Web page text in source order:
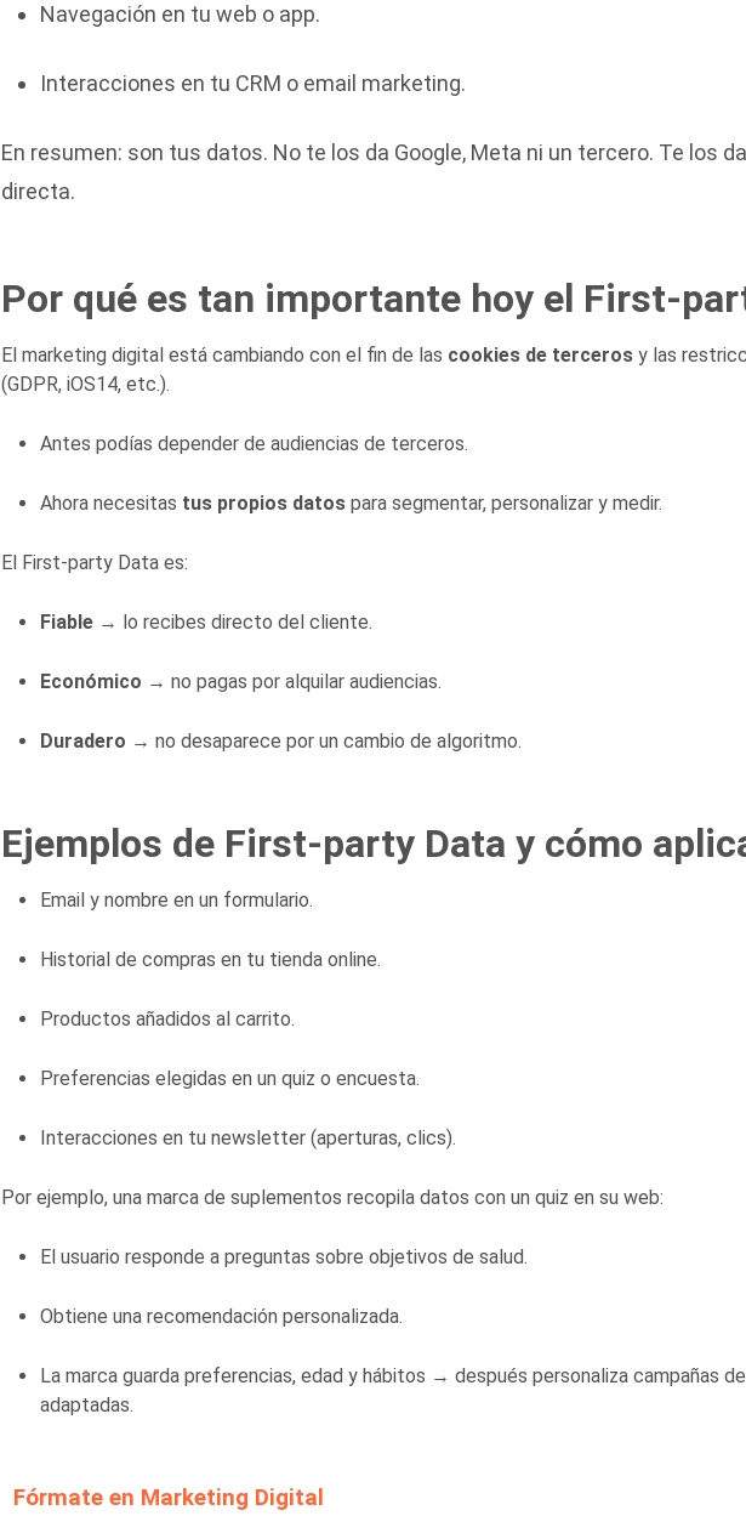
Navegación en tu web o app.
Interacciones en tu CRM o email marketing.
En resumen: son tus datos. No te los da Google, Meta ni un tercero. Te los
directa.
Por qué es tan importante hoy el First-
El marketing digital está cambiando con el fin de las cookies de terceros y las
(GDPR, iOS14, etc.).
Antes podías depender de audiencias de terceros.
Ahora necesitas tus propios datos para segmentar, personalizar y medir.
El First-party Data es:
Fiable → lo recibes directo del cliente.
Económico → no pagas por alquilar audiencias.
Duradero → no desaparece por un cambio de algoritmo.
Ejemplos de First-party Data y cómo
Email y nombre en un formulario.
Historial de compras en tu tienda online.
Productos añadidos al carrito.
Preferencias elegidas en un quiz o encuesta.
Interacciones en tu newsletter (aperturas, clics).
Por ejemplo, una marca de suplementos recopila datos con un quiz en su web:
El usuario responde a preguntas sobre objetivos de salud.
Obtiene una recomendación personalizada.
La marca guarda preferencias, edad y hábitos → después personaliza campañas
adaptadas.
Fórmate en Marketing Digital